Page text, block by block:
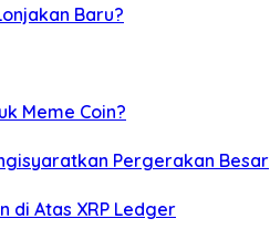
Baru?
Meme Coin?
Pergerakan Besar
di Atas XRP Ledger